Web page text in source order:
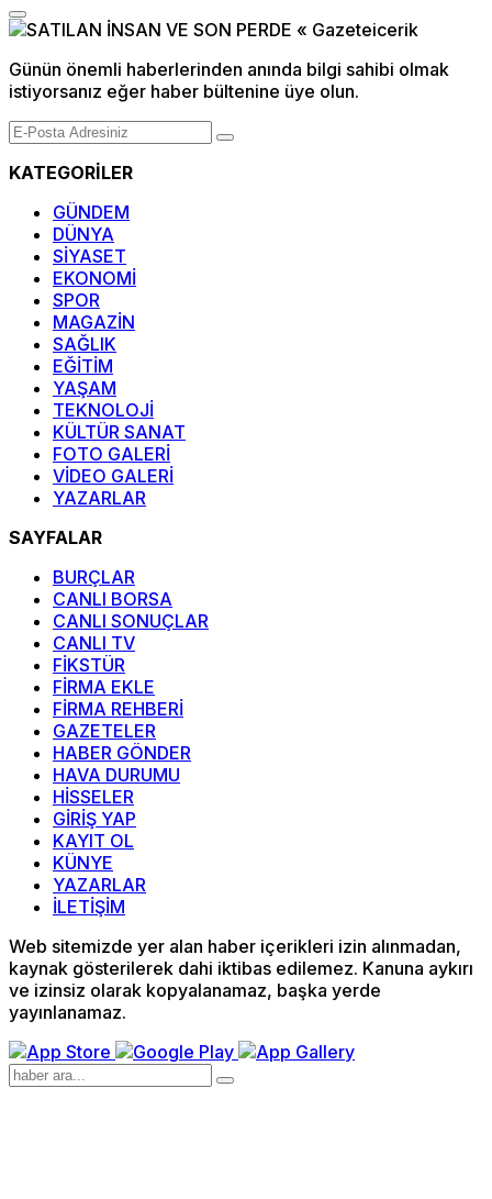
Günün önemli haberlerinden anında bilgi sahibi olmak
istiyorsanız eğer haber bültenine üye olun.
KATEGORİLER
GÜNDEM
DÜNYA
SİYASET
EKONOMİ
SPOR
MAGAZİN
SAĞLIK
EĞİTİM
YAŞAM
TEKNOLOJİ
KÜLTÜR SANAT
FOTO GALERİ
VİDEO GALERİ
YAZARLAR
SAYFALAR
BURÇLAR
CANLI BORSA
CANLI SONUÇLAR
CANLI TV
FİKSTÜR
FİRMA EKLE
FİRMA REHBERİ
GAZETELER
HABER GÖNDER
HAVA DURUMU
HİSSELER
GİRİŞ YAP
KAYIT OL
KÜNYE
YAZARLAR
İLETİŞİM
Web sitemizde yer alan haber içerikleri izin alınmadan,
kaynak gösterilerek dahi iktibas edilemez. Kanuna aykırı
ve izinsiz olarak kopyalanamaz, başka yerde
yayınlanamaz.